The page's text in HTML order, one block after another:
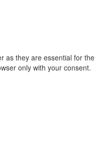
as they are essential for the
only with your consent.